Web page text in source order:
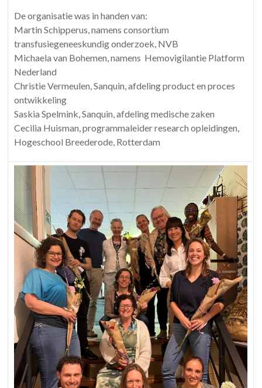
De organisatie was in handen van:
Martin Schipperus, namens consortium
transfusiegeneeskundig onderzoek, NVB
Michaela van Bohemen, namens Hemovigilantie Platform
Nederland
Christie Vermeulen, Sanquin, afdeling product en proces
ontwikkeling
Saskia Spelmink, Sanquin, afdeling medische zaken
Cecilia Huisman, programmaleider research opleidingen,
Hogeschool Breederode, Rotterdam